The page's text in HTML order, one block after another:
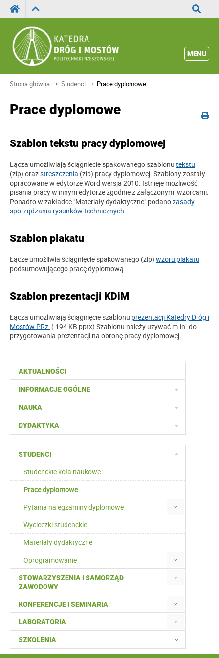
MENU
Strona główna Studenci Prace dyplomowe
AKTUALNOŚCI
INFORMACJE OGÓLNE
NAUKA
DYDAKTYKA
STUDENCI
Studenckie koła naukowe
Prace dyplomowe
Pytania na egzaminy dyplomowe
Wycieczki studenckie
Materiały dydaktyczne
Oprogramowanie
STOWARZYSZENIA I SAMORZĄD
ZAWODOWY
KONFERENCJE I SEMINARIA
LABORATORIA
SZKOLENIA
Prace dyplomowe
Szablon tekstu pracy dyplomowej
Łącza umożliwiają ściągniecie spakowanego szablonu tekstu
(zip) orazstreszczenia (zip) pracy dyplomowej. Szablony zostały
opracowane w edytorze Word wersja 2010. Istnieje możliwość
pisania pracy w innym edytorze zgodnie z załączonymi wzorcami.
Ponadto w zakładce "Materiały dydaktyczne" podanozasady
sporządzania rysunków technicznych.
Szablon plakatu
Łącze umożliwia ściągnięcie spakowanego (zip) wzoru plakatu
podsumowującego pracę dyplomową.
Szablon prezentacji KDiM
Łącza umożliwiają ściągnięcie szablonu prezentacji Katedry Dróg i
Mostów PRz ( 194 KB pptx) Szablonu należy używać m.in. do
przygotowania prezentacji na obronę pracy dyplomowej.